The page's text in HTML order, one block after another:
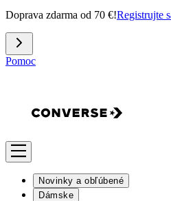
Doprava zdarma od 70 €!Registrujte
Pomoc
Novinky a obľúbené
Dámske